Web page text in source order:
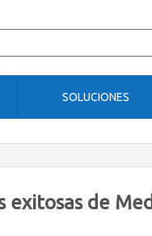
SOLUCIONES
exitosas de